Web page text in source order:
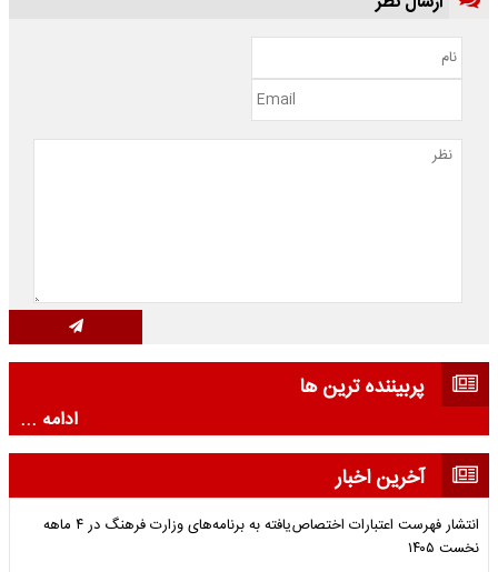
پربیننده ترین ها
ادامه ...
آخرین اخبار
انتشار فهرست اعتبارات اختصاص‌یافته به برنامه‌های وزارت فرهنگ در ۴ ماهه
نخست ۱۴۰۵